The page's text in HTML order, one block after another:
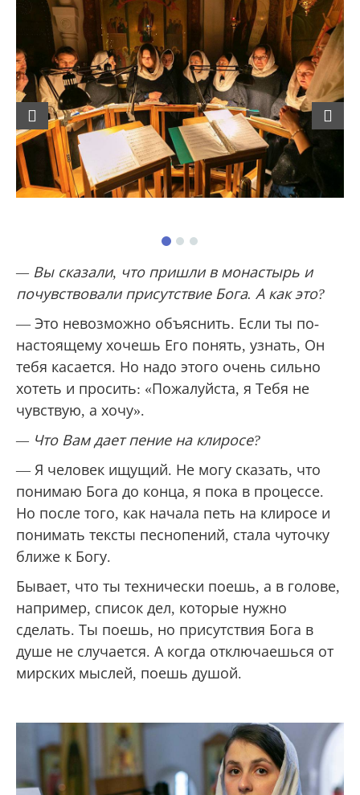
Previous Next
— Вы сказали, что пришли в монастырь и
почувствовали присутствие Бога. А как это?
— Это невозможно объяснить. Если ты по-
настоящему хочешь Его понять, узнать, Он
тебя касается. Но надо этого очень сильно
хотеть и просить: «Пожалуйста, я Тебя не
чувствую, а хочу».
— Что Вам дает пение на клиросе?
— Я человек ищущий. Не могу сказать, что
понимаю Бога до конца, я пока в процессе.
Но после того, как начала петь на клиросе и
понимать тексты песнопений, стала чуточку
ближе к Богу.
Бывает, что ты технически поешь, а в голове,
например, список дел, которые нужно
сделать. Ты поешь, но присутствия Бога в
душе не случается. А когда отключаешься от
мирских мыслей, поешь душой.